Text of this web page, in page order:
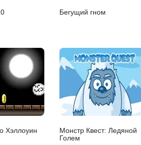
Бегущий гном
Хэллоуин
Монстр Квест: Ледяной
Голем